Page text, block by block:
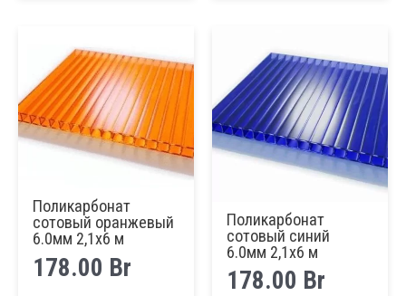
Поликарбонат
сотовый оранжевый
6.0мм 2,1х6 м
178.00 Br
Поликарбонат
сотовый синий
6.0мм 2,1х6 м
178.00 Br